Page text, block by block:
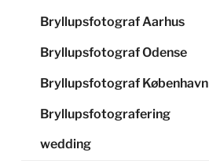
Bryllupsfotograf Aarhus
Bryllupsfotograf Odense
Bryllupsfotograf København
Bryllupsfotografering
wedding